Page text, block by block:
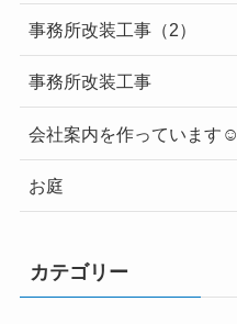
事務所改装工事（2）
事務所改装工事
会社案内を作っています☺
お庭
カテゴリー